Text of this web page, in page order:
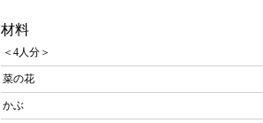
材料
＜4人分＞
菜の花
かぶ